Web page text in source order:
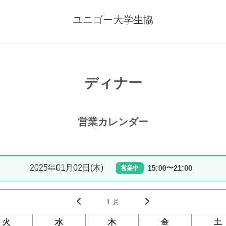
ユニゴー大学生協
ディナー
営業カレンダー
2025年01月02日(木) 営業中 15:00〜21:00
1 月
火 水 木 金 土